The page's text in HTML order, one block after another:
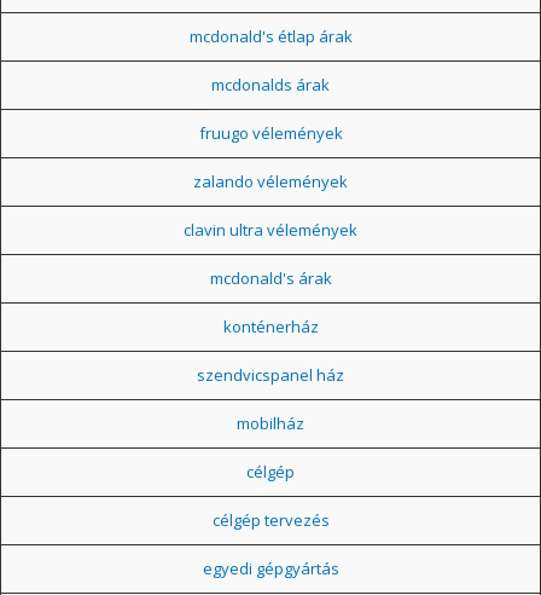
mcdonald's étlap árak
mcdonalds árak
fruugo vélemények
zalando vélemények
clavin ultra vélemények
mcdonald's árak
konténerház
szendvicspanel ház
mobilház
célgép
célgép tervezés
egyedi gépgyártás